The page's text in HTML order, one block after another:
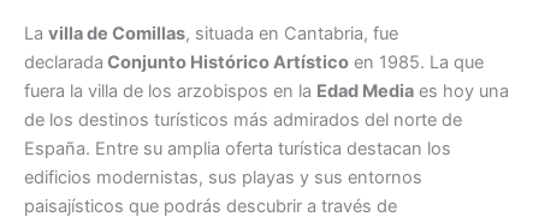
La villa de Comillas, situada en Cantabria, fue
declarada Conjunto Histórico Artístico en 1985. La que
fuera la villa de los arzobispos en la Edad Media es hoy una
de los destinos turísticos más admirados del norte de
España. Entre su amplia oferta turística destacan los
edificios modernistas, sus playas y sus entornos
paisajísticos que podrás descubrir a través de